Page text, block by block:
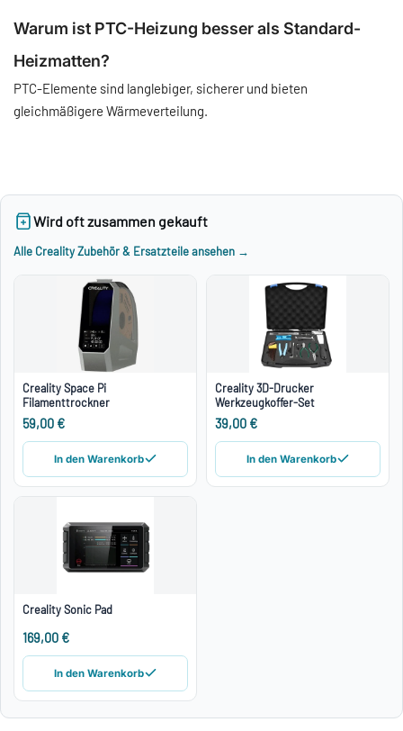
Warum ist PTC-Heizung besser als Standard-
Heizmatten?
PTC-Elemente sind langlebiger, sicherer und bieten
gleichmäßigere Wärmeverteilung.
Wird oft zusammen gekauft
Alle Creality Zubehör & Ersatzteile ansehen →
Creality Space Pi
Filamenttrockner
59,00 €
In den Warenkorb
Creality 3D-Drucker
Werkzeugkoffer-Set
39,00 €
In den Warenkorb
Creality Sonic Pad
169,00 €
In den Warenkorb